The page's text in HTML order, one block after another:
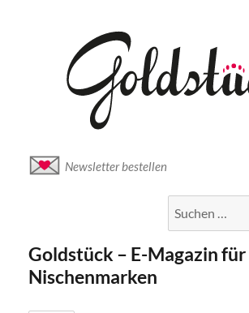
Newsletter bestellen
nach:
Goldstück – E-Magazin für
Nischenmarken